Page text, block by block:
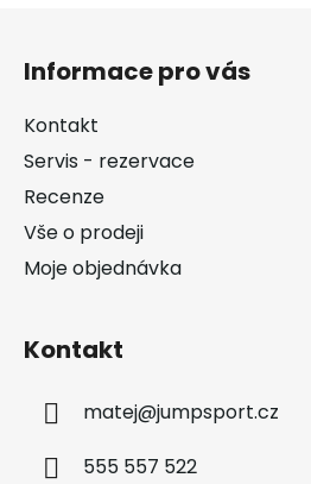
Informace pro vás
Kontakt
Servis - rezervace
Recenze
Vše o prodeji
Moje objednávka
Kontakt
matej@jumpsport.cz
555 557 522